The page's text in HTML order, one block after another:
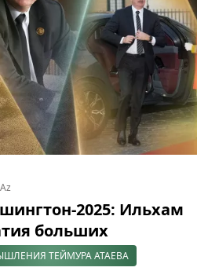
2025: Ильхам
больших
ТЕЙМУРА АТАЕВА